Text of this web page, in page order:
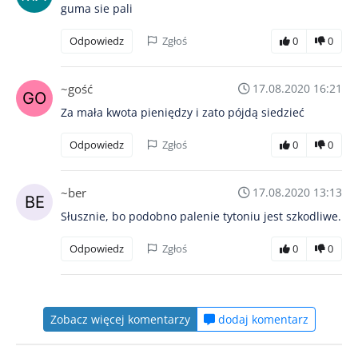
guma sie pali
Odpowiedz Zgłoś 0 0
~gość
17.08.2020 16:21
Za mała kwota pieniędzy i zato pójdą siedzieć
Odpowiedz Zgłoś 0 0
~ber
17.08.2020 13:13
Słusznie, bo podobno palenie tytoniu jest szkodliwe.
Odpowiedz Zgłoś 0 0
Zobacz więcej komentarzy dodaj komentarz